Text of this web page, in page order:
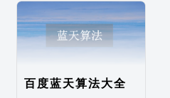
百度蓝天算法大全